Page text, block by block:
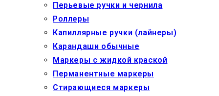
Перьевые ручки и чернила
Роллеры
Капиллярные ручки (лайнеры)
Карандаши обычные
Маркеры c жидкой краской
Перманентные маркеры
Стирающиеся маркеры